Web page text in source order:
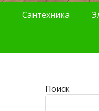
Сантехника
Поиск